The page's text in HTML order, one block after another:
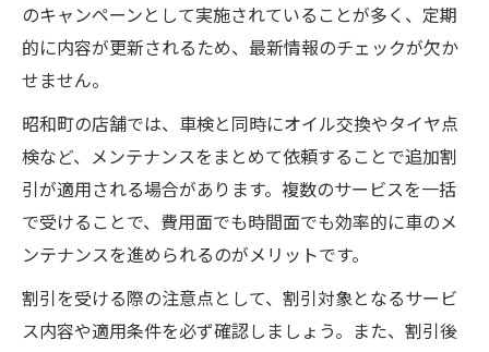
のキャンペーンとして実施されていることが多く、定期
的に内容が更新されるため、最新情報のチェックが欠か
せません。
昭和町の店舗では、車検と同時にオイル交換やタイヤ点
検など、メンテナンスをまとめて依頼することで追加割
引が適用される場合があります。複数のサービスを一括
で受けることで、費用面でも時間面でも効率的に車のメ
ンテナンスを進められるのがメリットです。
割引を受ける際の注意点として、割引対象となるサービ
ス内容や適用条件を必ず確認しましょう。また、割引後